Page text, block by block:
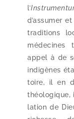
l’
d’assumer
tra­di­tions
méde­cines
appel à de
indi­gènes
toire, il en
la­tion de